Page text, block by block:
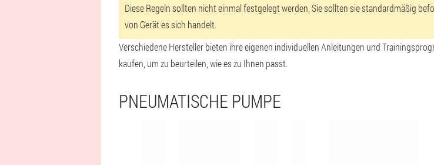
Diese Regeln sollten nicht einmal festgelegt werden, Sie sollten sie standardmäßig
von Gerät es sich handelt.
Verschiedene Hersteller bieten ihre eigenen individuellen Anleitungen und
kaufen, um zu beurteilen, wie es zu Ihnen passt.
PNEUMATISCHE PUMPE